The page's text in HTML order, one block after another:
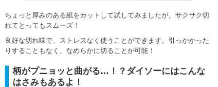
ちょっと厚みのある紙をカットして試してみましたが、サクサク切
れてとってもスムーズ！
良好な切れ味で、ストレスなく使うことができます。引っかかった
りすることもなく、なめらかに切ることが可能！
柄がプニョッと曲がる…！？ダイソーにはこんな
はさみもあるよ！